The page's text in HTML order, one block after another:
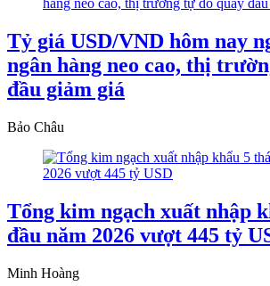
Tỷ giá USD/VND hôm nay
ngân hàng neo cao, thị
đầu giảm giá
Bảo Châu
Tổng kim ngạch xuất nhập
đầu năm 2026 vượt 445 tỷ
Minh Hoàng